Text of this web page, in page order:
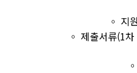
◦ 지
◦ 제출서류(1차